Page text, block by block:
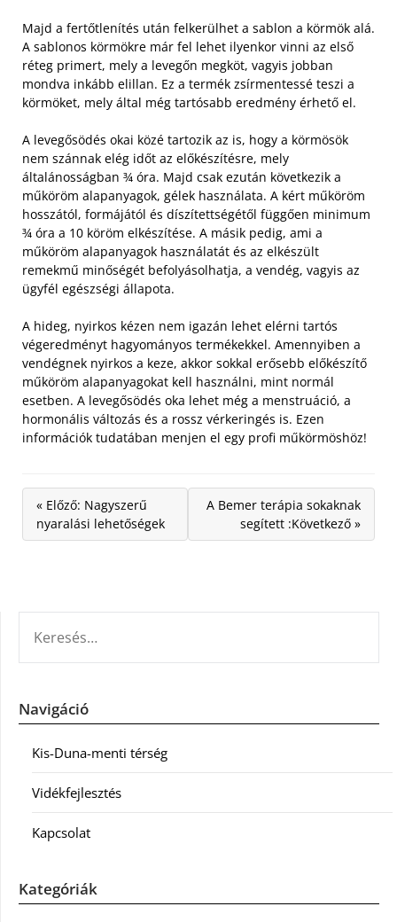
Majd a fertőtlenítés után felkerülhet a sablon a körmök alá.
A sablonos körmökre már fel lehet ilyenkor vinni az első
réteg primert, mely a levegőn megköt, vagyis jobban
mondva inkább elillan. Ez a termék zsírmentessé teszi a
körmöket, mely által még tartósabb eredmény érhető el.
A levegősödés okai közé tartozik az is, hogy a körmösök
nem szánnak elég időt az előkészítésre, mely
általánosságban ¾ óra. Majd csak ezután következik a
műköröm alapanyagok, gélek használata. A kért műköröm
hosszától, formájától és díszítettségétől függően minimum
¾ óra a 10 köröm elkészítése. A másik pedig, ami a
műköröm alapanyagok használatát és az elkészült
remekmű minőségét befolyásolhatja, a vendég, vagyis az
ügyfél egészségi állapota.
A hideg, nyirkos kézen nem igazán lehet elérni tartós
végeredményt hagyományos termékekkel. Amennyiben a
vendégnek nyirkos a keze, akkor sokkal erősebb előkészítő
műköröm alapanyagokat kell használni, mint normál
esetben. A levegősödés oka lehet még a menstruáció, a
hormonális változás és a rossz vérkeringés is. Ezen
információk tudatában menjen el egy profi műkörmöshöz!
« Előző: Nagyszerű
nyaralási lehetőségek
A Bemer terápia sokaknak
segített :Következő »
Navigáció
Kis-Duna-menti térség
Vidékfejlesztés
Kapcsolat
Kategóriák